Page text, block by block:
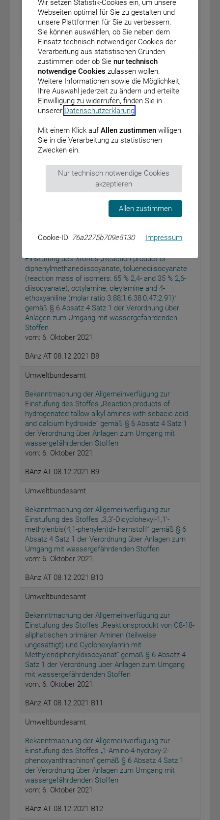
freiwilligen IT-Sicherheitskennzeichens
vom: 29. November 2021
BAnz AT 08.12.2021 B5
Versorgungsanstalt der deutschen Bühnen
Bekanntmachung einer Satzung zur Änderung der
Satzung der Versorgungsanstalt der deutschen
Bühnen
vom: 22. November 2021
BAnz AT 08.12.2021 B6
Eisenbahn-Bundesamt - Außenstelle Köln -
Öffentliche Bekanntmachung gemäß § 23 Absatz 2
des Allgemeinen Eisenbahngesetzes – Freistellung
von Bahnbetriebszwecken in Düren –
vom: 19. November 2021
Einstufung des Stoffes „Reaction product of
diphenylmethanediisocyanate, toluenediisocyanate
(reaction mass of isomers: 65 % 2,4- and 35 % 2,6-
diisocyanate), octylamine, oleylamine and 4-
ethoxyaniline (molar ratio 3.88:1:6.38:0.47:2.91)“
gemäß § 6 Absatz 4 Satz 1 der Verordnung über
Anlagen zum Umgang mit wassergefährdenden
Stoffen
vom: 6. Oktober 2021
BAnz AT 08.12.2021 B8
Umweltbundesamt
Bekanntmachung der Allgemeinverfügung zur
Einstufung des Stoffes „Reaction products of
hydrogenated tallow alkyl amines with sebacic acid
and calcium hydroxide“ gemäß § 6 Absatz 4 Satz 1
der Verordnung über Anlagen zum Umgang mit
wassergefährdenden Stoffen
vom: 6. Oktober 2021
BAnz AT 08.12.2021 B9
Umweltbundesamt
Bekanntmachung der Allgemeinverfügung zur
Einstufung des Stoffes „3,3’-Dicyclohexyl-1,1’-
methylenbis(4,1-phenylen)di- harnstoff“ gemäß § 6
Absatz 4 Satz 1 der Verordnung über Anlagen zum
Umgang mit wassergefährdenden Stoffen
vom: 6. Oktober 2021
BAnz AT 08.12.2021 B10
Umweltbundesamt
Bekanntmachung der Allgemeinverfügung zur
Einstufung des Stoffes „Reaktionsprodukt von C8-18-
aliphatischen primären Aminen (teilweise
ungesättigt) und Cyclohexylamin mit
Methylendiphenyldiisocyanat“ gemäß § 6 Absatz 4
Satz 1 der Verordnung über Anlagen zum Umgang
mit wassergefährdenden Stoffen
vom: 6. Oktober 2021
BAnz AT 08.12.2021 B11
Umweltbundesamt
Bekanntmachung der Allgemeinverfügung zur
Einstufung des Stoffes „1-Amino-4-hydroxy-2-
phenoxyanthrachinon“ gemäß § 6 Absatz 4 Satz 1
der Verordnung über Anlagen zum Umgang mit
wassergefährdenden Stoffen
vom: 6. Oktober 2021
BAnz AT 08.12.2021 B12
Wir setzen Statistik-Cookies ein, um unsere
Webseiten optimal für Sie zu gestalten und
unsere Plattformen für Sie zu verbessern.
Sie können auswählen, ob Sie neben dem
Einsatz technisch notwendiger Cookies der
Verarbeitung aus statistischen Gründen
zustimmen oder ob Sie nur technisch
notwendige Cookies zulassen wollen.
Weitere Informationen sowie die Möglichkeit,
Ihre Auswahl jederzeit zu ändern und erteilte
Einwilligung zu widerrufen, finden Sie in
unserer Datenschutzerklärung.
Mit einem Klick auf Allen zustimmenwilligen
Sie in die Verarbeitung zu statistischen
Zwecken ein.
Nur technisch notwendige Cookies
akzeptieren
Allen zustimmen
Cookie-ID: 76a2275b709e5130 Impressum